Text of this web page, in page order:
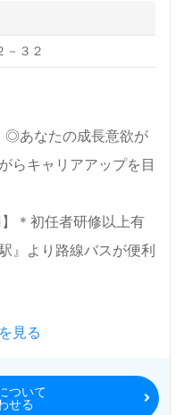
見学できるチャンスを
見学から ②見学+面接
ンサルタントへお伝え
人探しは【ウィルオ
、求人紹介、年収交
ど
－３２
◎あなたの成長意欲が
らキャリアアップを目
＊初任者研修以上有
』より路線バスが便利
『やすらぎの里大
東京都を中心に介護老
見る
ついて
せる